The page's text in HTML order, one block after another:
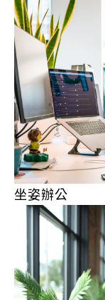
坐姿辦公